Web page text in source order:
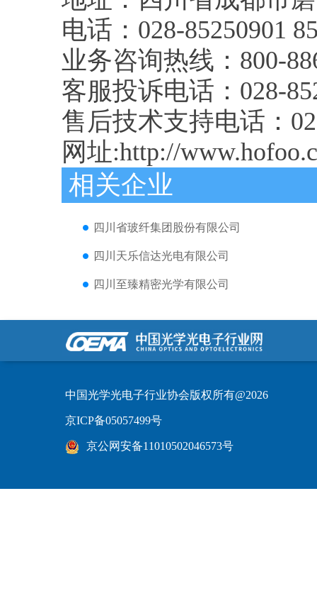
电话：028-85250901
业务咨询热线：800-
客服投诉电话：028-
售后技术支持电话：
网址:http://
相关企业
四川省玻纤集团股份有限公司
四川天乐信达光电有限公司
四川至臻精密光学有限公司
中国光学光电子行业协会版权所有@2026
京ICP备05057499号
京公网安备11010502046573号